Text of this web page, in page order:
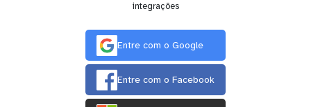
integrações
Entre com o Google
Entre com o Facebook